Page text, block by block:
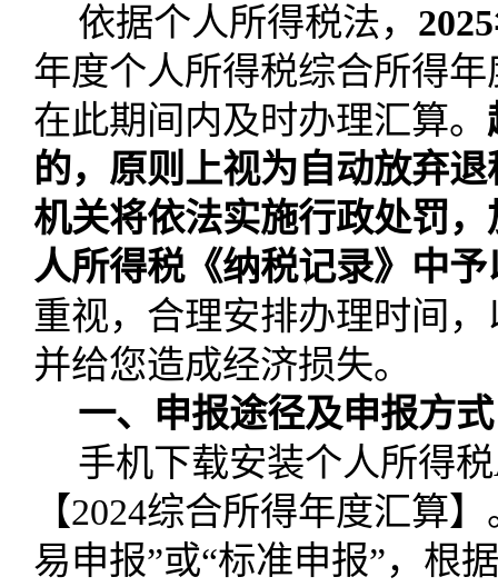
依据个人所得税法， 2025
年度个人所得税综合所得
在此期间内及时办理汇算。
的，原则上视为自动放弃
机关将依法实施行政处罚
人所得税《纳税记录》中
重视，合理安排办理时间
并给您造成经济损失。
一、申报途径及申报方式
手机下载安装个人所得税
【2024综合所得年度汇算
易申报”或“标准申报”，根